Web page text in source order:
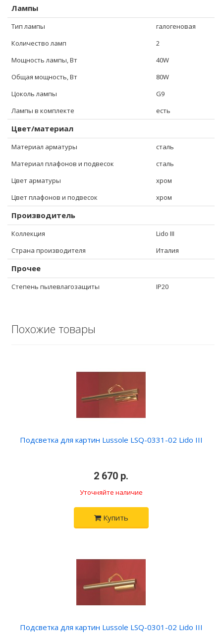
Лампы
Тип лампы
галогеновая
Количество ламп
2
Мощность лампы, Вт
40W
Общая мощность, Вт
80W
Цоколь лампы
G9
Лампы в комплекте
есть
Цвет/материал
Материал арматуры
сталь
Материал плафонов и подвесок
сталь
Цвет арматуры
хром
Цвет плафонов и подвесок
хром
Производитель
Коллекция
Lido III
Страна производителя
Италия
Прочее
Степень пылевлагозащиты IP20
Похожие товары
Подсветка для картин Lussole LSQ-0331-02 Lido III
2 670 р.
Уточняйте наличие
Купить
Подсветка для картин Lussole LSQ-0301-02 Lido III